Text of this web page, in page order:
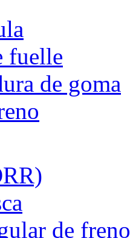
fuelle
de goma
de freno